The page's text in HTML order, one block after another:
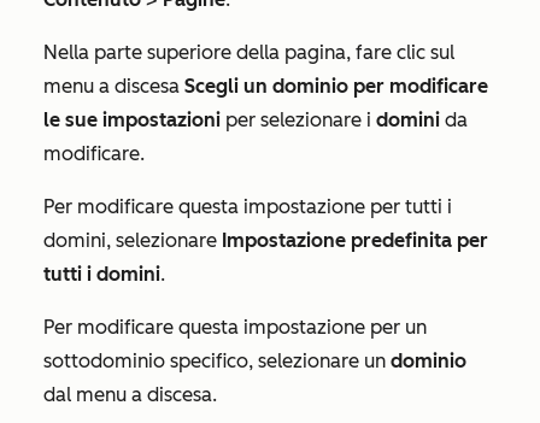
Nella parte superiore della pagina, fare clic sul
menu a discesa Scegli un dominio per modificare
le sue impostazioni per selezionare i domini da
modificare.
Per modificare questa impostazione per tutti i
domini, selezionare Impostazione predefinita per
tutti i domini.
Per modificare questa impostazione per un
sottodominio specifico, selezionare un dominio
dal menu a discesa.